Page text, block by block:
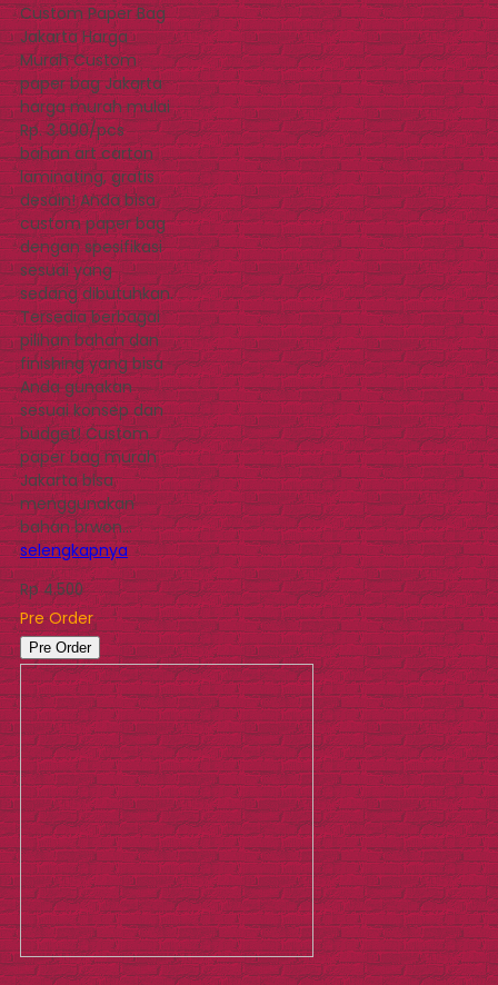
Custom Paper Bag
Jakarta Harga
Murah Custom
paper bag Jakarta
harga murah mulai
Rp. 3.000/pcs
bahan art carton
laminating, gratis
desain! Anda bisa
custom paper bag
dengan spesifikasi
sesuai yang
sedang dibutuhkan.
Tersedia berbagai
pilihan bahan dan
finishing yang bisa
Anda gunakan
sesuai konsep dan
budget! Custom
paper bag murah
Jakarta bisa
menggunakan
bahan brwon…
selengkapnya
Rp 4.500
Pre Order
Pre Order